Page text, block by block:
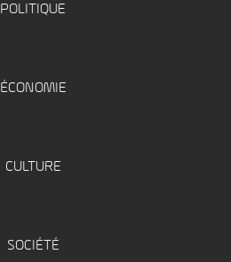
POLITIQUE
ÉCONOMIE
CULTURE
SOCIÉTÉ